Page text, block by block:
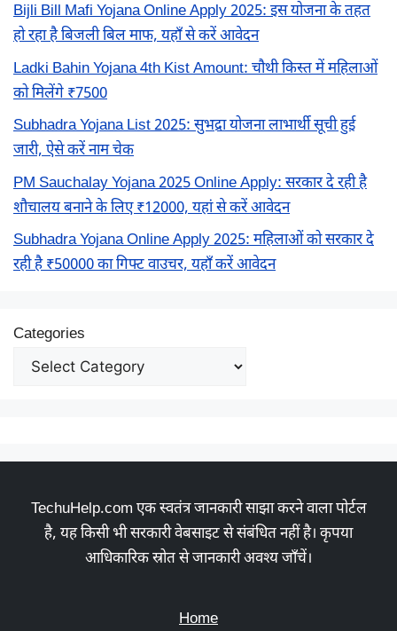
Bijli Bill Mafi Yojana Online Apply 2025: इस योजना के तहत
हो रहा है बिजली बिल माफ, यहाँ से करें आवेदन
Ladki Bahin Yojana 4th Kist Amount: चौथी किस्त में महिलाओं
को मिलेंगे ₹7500
Subhadra Yojana List 2025: सुभद्रा योजना लाभार्थी सूची हुई
जारी, ऐसे करें नाम चेक
PM Sauchalay Yojana 2025 Online Apply: सरकार दे रही है
शौचालय बनाने के लिए ₹12000, यहां से करें आवेदन
Subhadra Yojana Online Apply 2025: महिलाओं को सरकार दे
रही है ₹50000 का गिफ्ट वाउचर, यहाँ करें आवेदन
Categories
TechuHelp.com एक स्वतंत्र जानकारी साझा करने वाला पोर्टल
है, यह किसी भी सरकारी वेबसाइट से संबंधित नहीं है। कृपया
आधिकारिक स्रोत से जानकारी अवश्य जाँचें।
Home